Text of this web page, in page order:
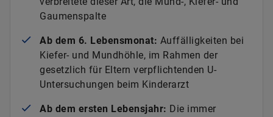
Gaumenspalte
Ab dem 6. Lebensmonat: Auffälligkeiten bei
Kiefer- und Mundhöhle, im Rahmen der
gesetzlich für Eltern verpflichtenden U-
Untersuchungen beim Kinderarzt
Ab dem ersten Lebensjahr: Die immer